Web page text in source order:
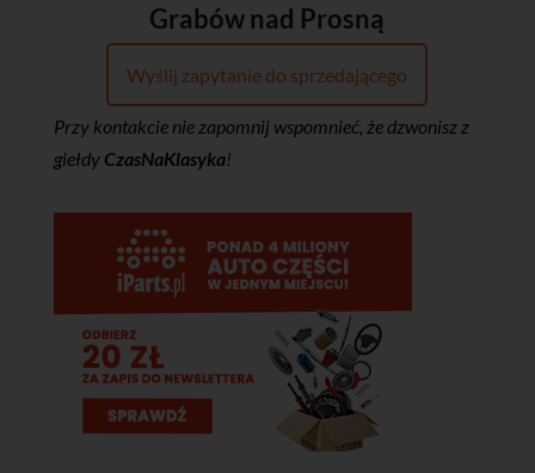
Grabów nad Prosną
Wyślij zapytanie do sprzedającego
Przy kontakcie nie zapomnij wspomnieć, że dzwonisz z
giełdy CzasNaKlasyka!